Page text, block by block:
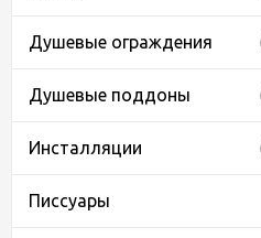
Душевые ограждения
Душевые поддоны
Инсталляции
Писсуары